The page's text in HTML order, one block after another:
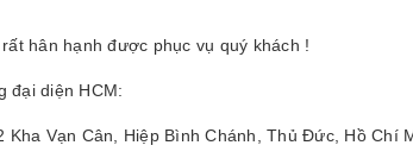
hân hạnh được phục vụ quý khách !
đại diện HCM:
Kha Vạn Cân, Hiệp Bình Chánh, Thủ Đức, Hồ Chí